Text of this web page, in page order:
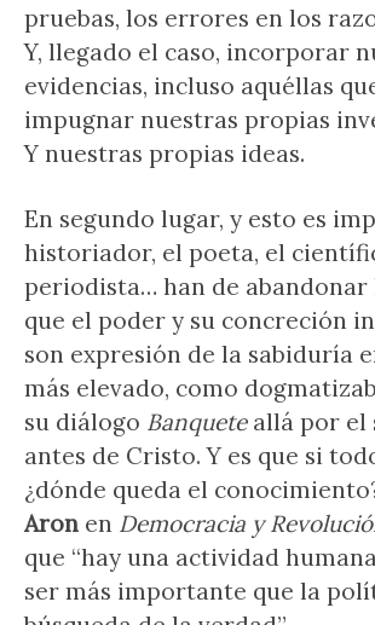
pruebas, los errores en los
Y, llegado el caso, incorporar
evidencias, incluso aquéllas
impugnar nuestras propias
Y nuestras propias ideas.
En segundo lugar, y esto es
historiador, el poeta, el
periodista… han de abandonar
que el poder y su concreción
son expresión de la sabiduría
más elevado, como
su diálogo Banqueteallá por el
antes de Cristo. Y es que si
¿dónde queda el
Aron en Democracia y
que “hay una actividad
ser más importante que la